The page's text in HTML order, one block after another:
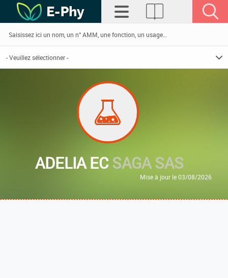
ADELIA ECSAGA SAS
Mise à jour le 03/08/2026